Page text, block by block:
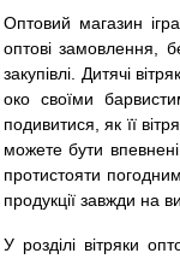
Оптовий магазин
оптові замовлення,
закупівлі. Дитячі
око своїми
подивитися, як її
можете бути
протистояти
продукції завжди на
У розділі вітряки